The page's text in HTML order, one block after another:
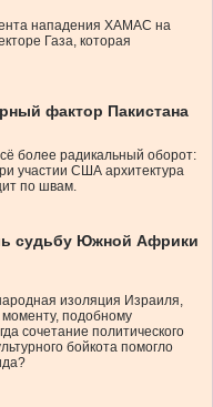
нападения ХАМАС на
Газа, которая
фактор Пакистана
более радикальный оборот:
участии США архитектура
по швам.
судьбу Южной Африки
изоляция Израиля,
моменту, подобному
сочетание политического
бойкота помогло